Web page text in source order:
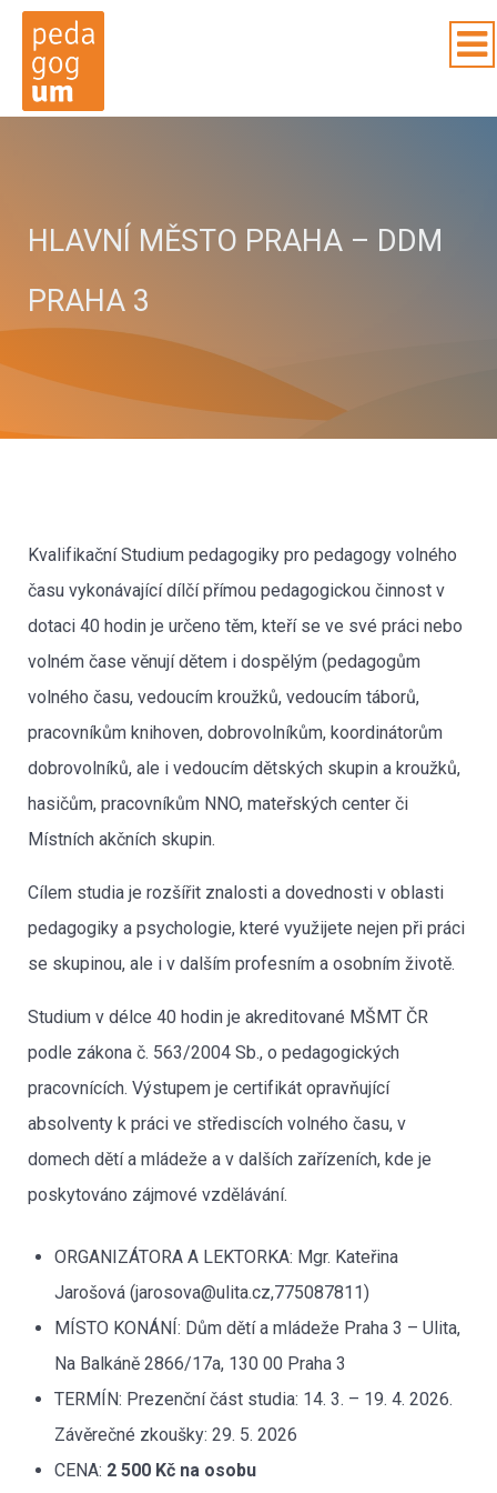
HLAVNÍ MĚSTO PRAHA – DDM
PRAHA 3
Kvalifikační Studium pedagogiky pro pedagogy volného
času vykonávající dílčí přímou pedagogickou činnost v
dotaci 40 hodin je určeno těm, kteří se ve své práci nebo
volném čase věnují dětem i dospělým (pedagogům
volného času, vedoucím kroužků, vedoucím táborů,
pracovníkům knihoven, dobrovolníkům, koordinátorům
dobrovolníků, ale i vedoucím dětských skupin a kroužků,
hasičům, pracovníkům NNO, mateřských center či
Místních akčních skupin.
Cílem studia je rozšířit znalosti a dovednosti v oblasti
pedagogiky a psychologie, které využijete nejen při práci
se skupinou, ale i v dalším profesním a osobním životě.
Studium v délce 40 hodin je akreditované MŠMT ČR
podle zákona č. 563/2004 Sb., o pedagogických
pracovnících. Výstupem je certifikát opravňující
absolventy k práci ve střediscích volného času, v
domech dětí a mládeže a v dalších zařízeních, kde je
poskytováno zájmové vzdělávání.
ORGANIZÁTORA A LEKTORKA: Mgr. Kateřina
Jarošová (jarosova@ulita.cz,775087811)
MÍSTO KONÁNÍ: Dům dětí a mládeže Praha 3 – Ulita,
Na Balkáně 2866/17a, 130 00 Praha 3
TERMÍN: Prezenční část studia: 14. 3. – 19. 4. 2026.
Závěrečné zkoušky: 29. 5. 2026
CENA: 2 500 Kč na osobu